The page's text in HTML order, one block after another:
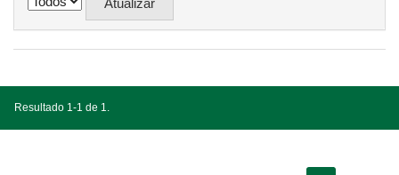
Resultado 1-1 de 1.